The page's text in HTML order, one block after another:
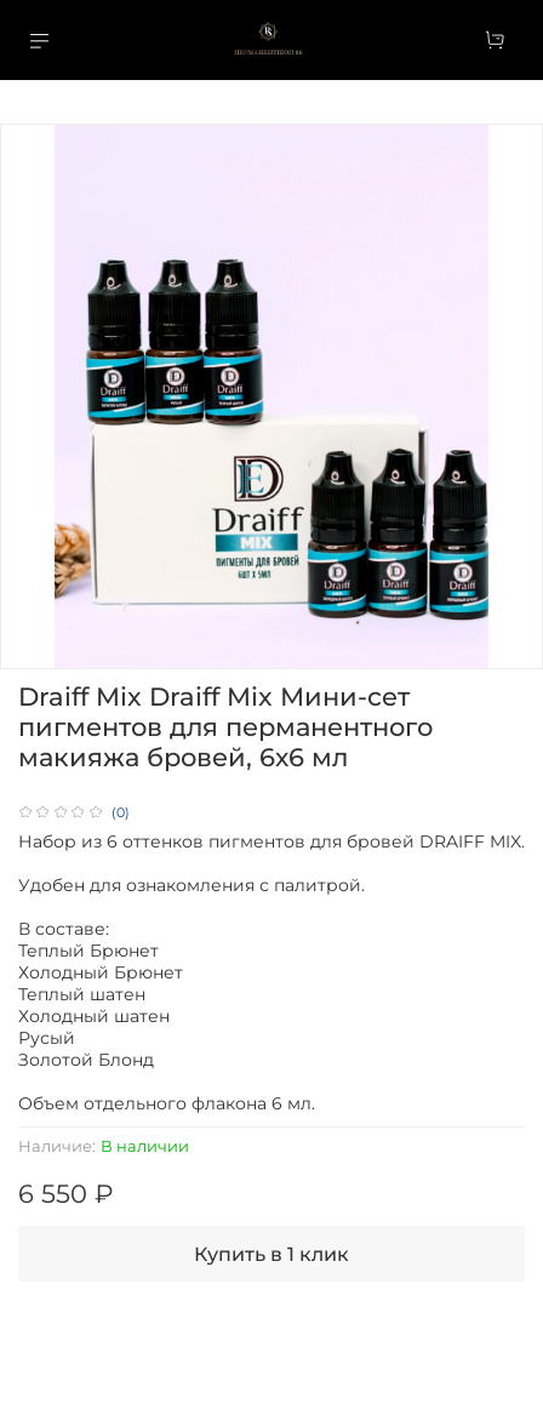
(0)
Наличие: В наличии
Draiff Mix Draiff Mix Мини-сет
пигментов для перманентного
макияжа бровей, 6х6 мл
6 550 ₽
Купить в 1 клик
Набор из 6 оттенков пигментов для бровей DRAIFF MIX.
Удобен для ознакомления с палитрой.
В составе:
Теплый Брюнет
Холодный Брюнет
Теплый шатен
Холодный шатен
Русый
Золотой Блонд
Объем отдельного флакона 6 мл.